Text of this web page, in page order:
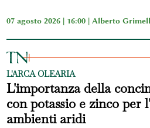
07 agosto 2026 | 16:00 | Alberto
L'ARCA OLEARIA
L'importanza della
con potassio e zinco
ambienti aridi